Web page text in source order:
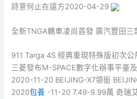
詩意何止在遠方2020-04-29
全新TNGA轎車凌尚首發 廣汽豐田三
911 Targa 4S 經典重現特殊版初次
三菱發布M-SPACE數字化辦事平臺
2020-11-20 BEIJING-X7領銜
2020包養 -11-20 7.49-9.99萬 奇瑞